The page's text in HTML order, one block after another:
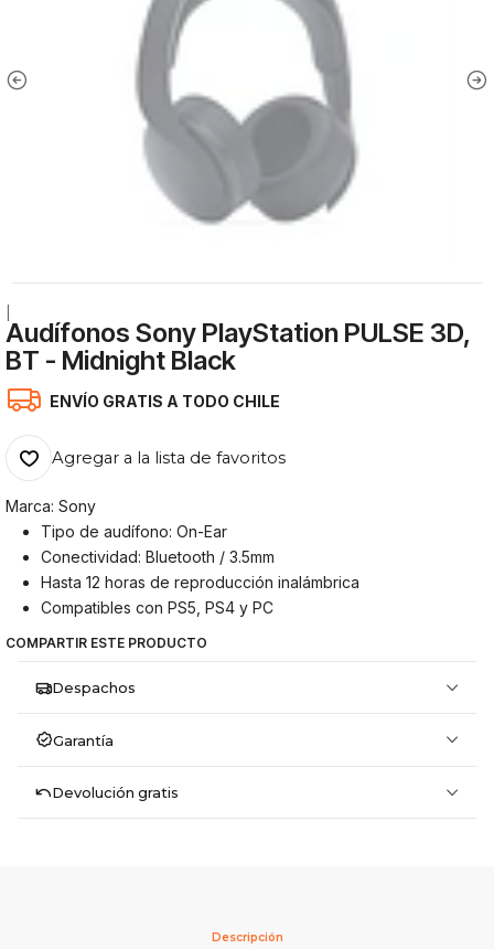
Audífonos Sony PlayStation PULSE 3D,
BT - Midnight Black
ENVÍO GRATIS A TODO CHILE
Agregar a la lista de favoritos
Marca: Sony
Tipo de audífono: On-Ear
Conectividad: Bluetooth / 3.5mm
Hasta 12 horas de reproducción inalámbrica
Compatibles con PS5, PS4 y PC
COMPARTIR ESTE PRODUCTO
Despachos
Garantía
Devolución gratis
Descripción